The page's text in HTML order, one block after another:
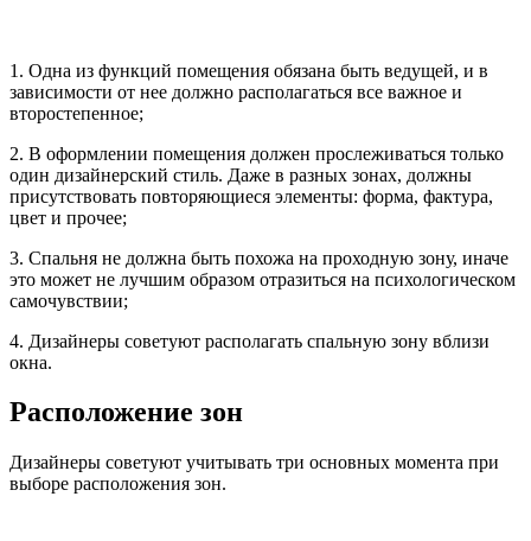
1. Одна из функций помещения обязана быть ведущей, и в
зависимости от нее должно располагаться все важное и
второстепенное;
2. В оформлении помещения должен прослеживаться только
один дизайнерский стиль. Даже в разных зонах, должны
присутствовать повторяющиеся элементы: форма, фактура,
цвет и прочее;
3. Спальня не должна быть похожа на проходную зону, иначе
это может не лучшим образом отразиться на психологическом
самочувствии;
4. Дизайнеры советуют располагать спальную зону вблизи
окна.
Расположение зон
Дизайнеры советуют учитывать три основных момента при
выборе расположения зон.